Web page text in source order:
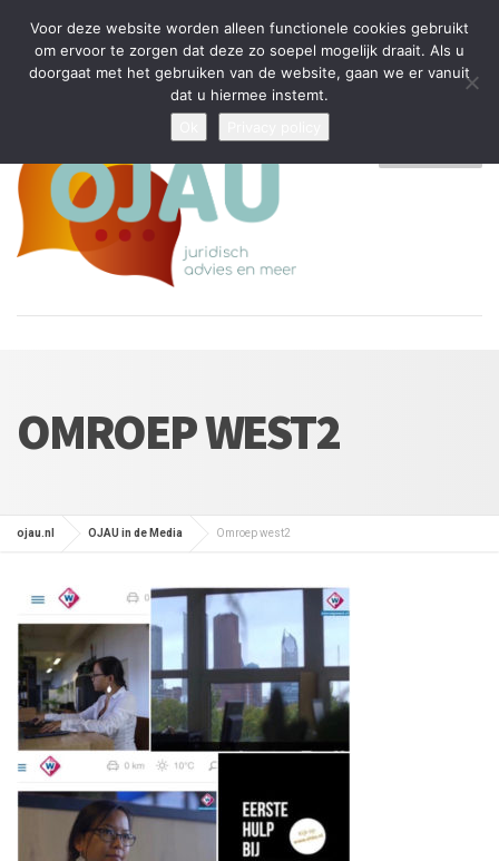
Tijdelijke stop: wegens drukte kan ik beperkt nieuwe zaken aannemen
en vragen beantwoorden
Algemene Voorwaarden
Disclaimer Privacybeleid
OMROEP WEST2
ojau.nl OJAU in de Media Omroep west2
Voor deze website worden alleen functionele cookies gebruikt
om ervoor te zorgen dat deze zo soepel mogelijk draait. Als u
doorgaat met het gebruiken van de website, gaan we er vanuit
dat u hiermee instemt.